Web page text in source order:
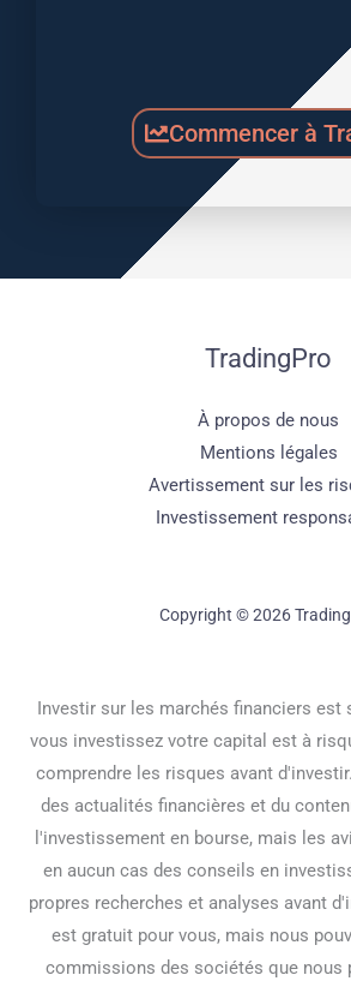
Commencer à
TradingPro
À propos de nous
Mentions légales
Avertissement sur les
Investissement
Copyright © 2026
Investir sur les marchés financiers
vous investissez votre capital est à
comprendre les risques avant
des actualités financières et du
l'investissement en bourse, mais les
en aucun cas des conseils en
propres recherches et analyses avant
est gratuit pour vous, mais nous
commissions des sociétés que nous